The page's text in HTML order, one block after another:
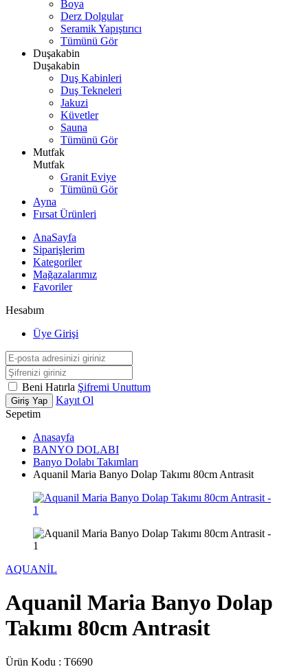
Boya
Derz Dolgular
Seramik Yapıştırıcı
Tümünü Gör
Duşakabin
Duşakabin
Duş Kabinleri
Duş Tekneleri
Jakuzi
Küvetler
Sauna
Tümünü Gör
Mutfak
Mutfak
Granit Eviye
Tümünü Gör
Ayna
Fırsat Ürünleri
AnaSayfa
Siparişlerim
Kategoriler
Mağazalarımız
Favoriler
Hesabım
Üye Girişi
Beni Hatırla Şifremi Unuttum
Giriş Yap
Kayıt Ol
Sepetim
Anasayfa
BANYO DOLABI
Banyo Dolabı Takımları
Aquanil Maria Banyo Dolap Takımı 80cm Antrasit
AQUANİL
Aquanil Maria Banyo Dolap
Takımı 80cm Antrasit
Ürün Kodu : T6690